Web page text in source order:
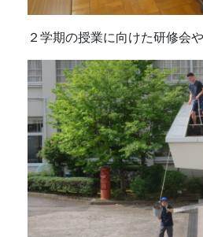
２学期の授業に向けた研修会